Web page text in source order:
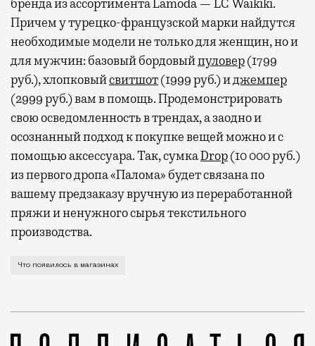
бренда из ассортимента Lamoda — LC Waikiki.
Причем у турецко-французской марки найдутся
необходимые модели не только для женщин, но и
для мужчин: базовый бордовыйпуловер(1799
руб.), хлопковыйсвитшот(1999 руб.) иджемпер
(2999 руб.) вам в помощь. Продемонстрировать
свою осведомленность в трендах, а заодно и
осознанный подход к покупке вещей можно и с
помощью аксессуара. Так, сумкаDrop(10 000 руб.)
из первого дропа «Палома» будет связана по
вашему предзаказу вручную из переработанной
пряжи и ненужного сырья текстильного
производства.
Уютные ночники, пижамы, халаты, средства для
Что появилось в магазинах